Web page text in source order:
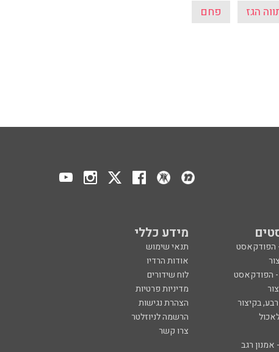
הגז פחם
מידע כללי
תנאי שימוש
אודות הרדיו
- הפודקאסט
לוח שידורים
מדיניות פרטיות
בקיצור
הצהרת נגישות
הרשמה לניוזלטר
צרו קשר
אמנון רגב